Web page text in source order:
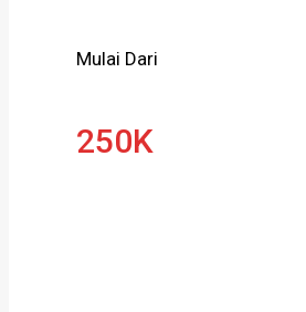
Mulai Dari
250K